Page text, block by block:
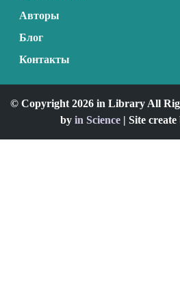
Авторы
Блог
Контакты
© Copyright 2026 in Library All
by in Science | Site create